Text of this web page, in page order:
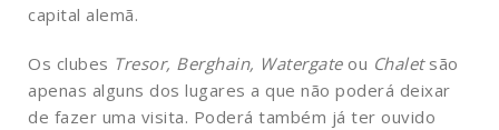
capital alemã.
Os clubes Tresor, Berghain, Watergate ou Chaletsão
apenas alguns dos lugares a que não poderá deixar
de fazer uma visita. Poderá também já ter ouvido